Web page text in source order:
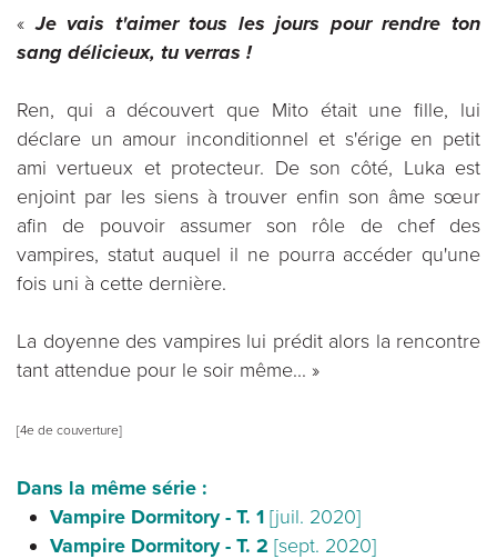
«Je vais t'aimer tous les jours pour rendre ton
sang délicieux, tu verras !
Ren, qui a découvert que Mito était une fille, lui
déclare un amour inconditionnel et s'érige en petit
ami vertueux et protecteur. De son côté, Luka est
enjoint par les siens à trouver enfin son âme sœur
afin de pouvoir assumer son rôle de chef des
vampires, statut auquel il ne pourra accéder qu'une
fois uni à cette dernière.
La doyenne des vampires lui prédit alors la rencontre
tant attendue pour le soir même... »
[4e de couverture]
Dans la même série :
Vampire Dormitory - T. 1 [juil. 2020]
Vampire Dormitory - T. 2 [sept. 2020]